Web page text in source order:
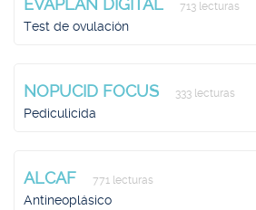
EVAPLAN DIGITAL 713 lecturas
Test de ovulación
NOPUCID FOCUS 333 lecturas
Pediculicida
ALCAF 771 lecturas
Antineoplásico